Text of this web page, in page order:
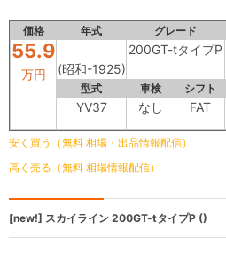
価格 年式 グレード
55.9
万円 (昭和-1925)
200GT-tタイプP
型式 車検 シフト
YV37 なし FAT
安く買う（無料 相場・出品情報配信）
高く売る（無料 相場情報配信）
[new!] スカイライン 200GT-tタイプP ()